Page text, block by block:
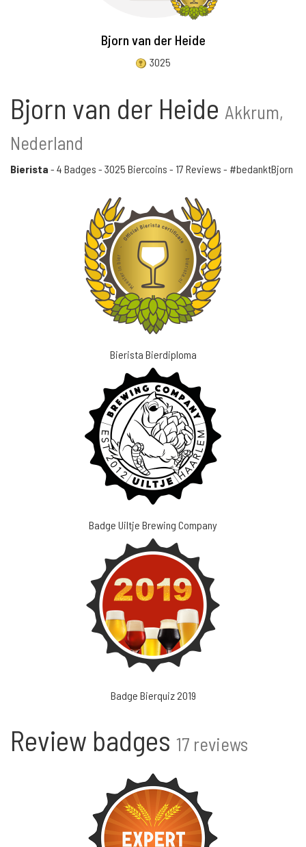
Bjorn van der Heide
3025
Bjorn van der Heide Akkrum,
Nederland
Bierista - 4 Badges - 3025 Biercoins - 17 Reviews - #bedanktBjorn
Bierista Bierdiploma
Badge Uiltje Brewing Company
Badge Bierquiz 2019
Review badges 17 reviews